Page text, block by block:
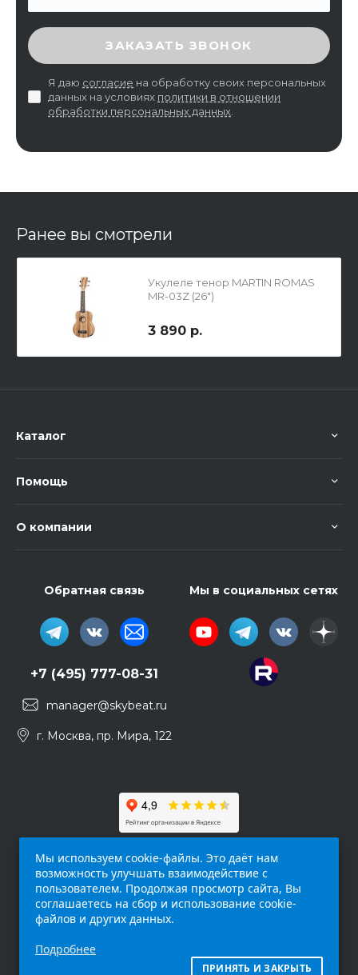
ВВЕДИТЕ ПРОВЕРОЧНЫЙ КОД
ЗАКАЗАТЬ ЗВОНОК
Я даю согласие на обработку своих персональных
данных на условиях политики в отношении
обработки персональных данных
Ранее вы смотрели
Укулеле тенор MARTIN ROMAS
MR-03Z (26")
3 890 р.
Каталог
Помощь
О компании
Обратная связь
+7 (495) 777-08-31
manager@skybeat.ru
г. Москва, пр. Мира, 122
Мы в социальных сетях
интернет-сайт (
исключительно информационный характер и
Мы используем cookie-файлы. Это даёт нам
возможность улучшать взаимодействие с
пользователем. Продолжая просмотр сайта, Вы
соглашаетесь на сбор и использование cookie-
файлов и других данных.
Подробнее
ПРИНЯТЬ И ЗАКРЫТЬ